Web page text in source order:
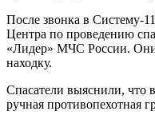
После звонка в Систему-
Центра по проведению
«Лидер» МЧС России. Они
находку.
Спасатели выяснили, что
ручная противопехотная